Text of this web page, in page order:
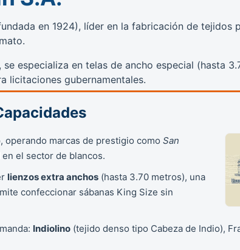
en 1924), líder en la fabricación de tejidos
especializa en telas de ancho especial (hasta
licitaciones gubernamentales.
operando marcas de prestigio como San
el sector de blancos.
lienzos extra anchos (hasta 3.70 metros), una
confeccionar sábanas King Size sin
Indiolino (tejido denso tipo Cabeza de Indio),